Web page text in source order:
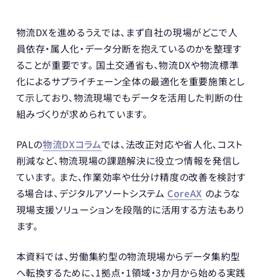
物流DXを進めるうえでは、まず自社の現場がどこで人
員依存・属人化・データ分断を抱えているのかを整理す
ることが重要です。 国土交通省も、物流DXや物流標準
化によるサプライチェーン全体の最適化を重要施策とし
て示しており、物流現場でもデータを活用した判断の仕
組みづくりが求められています。
PALの物流DXコラムでは、法改正対応や省人化、コスト
削減など、物流現場の課題解決に役立つ情報を発信し
ています。 また、作業効率や仕分け精度の改善を検討す
る場合は、デジタルアソートシステム CoreAX のような
現場支援ソリューションを段階的に活用する方法もあり
ます。
本資料では、労働集約型の物流現場からデータ集約型
へ転換するために、1拠点・1領域・3か月から始める実践